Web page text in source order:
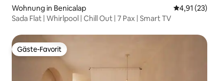
Wohnung in Benicalap
4,91 (23)
Sada Flat | Whirlpool | Chill Out | 7 Pax | Smart TV
Gäste-Favorit
Gäste-Favorit